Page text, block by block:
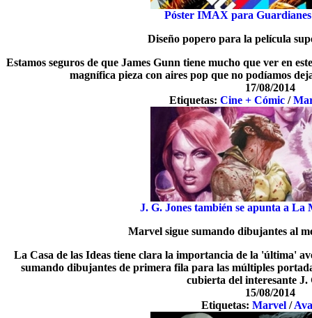
Póster IMAX para
Diseño popero para la película
Estamos seguros de que James Gunn tiene mucho que ver en
magnífica pieza con aires pop que no podíamos
17/08/2014
Etiquetas: Cine + Cómic /
J. G. Jones también se apunta a La
Marvel sigue sumando dibujantes al
La Casa de las Ideas tiene clara la importancia de la 'última'
sumando dibujantes de primera fila para las múltiples
cubierta del interesante J.
15/08/2014
Etiquetas:Marvel /